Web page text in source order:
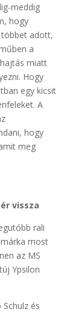
meddig
hogy
adott,
a
miatt
Hogy
egy kicsit
A
hogy
meg
vissza
rali
most
az MS
Ypsilon
és